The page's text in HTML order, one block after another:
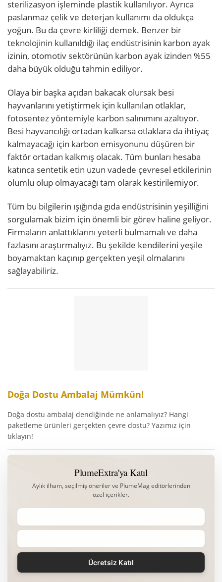
sterilizasyon işleminde plastik kullanılıyor. Ayrıca
paslanmaz çelik ve deterjan kullanımı da oldukça
yoğun. Bu da çevre kirliliği demek. Benzer bir
teknolojinin kullanıldığı ilaç endüstrisinin karbon ayak
izinin, otomotiv sektörünün karbon ayak izinden %55
daha büyük olduğu tahmin ediliyor.
Olaya bir başka açıdan bakacak olursak besi
hayvanlarını yetiştirmek için kullanılan otlaklar,
fotosentez yöntemiyle karbon salınımını azaltıyor.
Besi hayvancılığı ortadan kalkarsa otlaklara da ihtiyaç
kalmayacağı için karbon emisyonunu düşüren bir
faktör ortadan kalkmış olacak. Tüm bunları hesaba
katınca sentetik etin uzun vadede çevresel etkilerinin
olumlu olup olmayacağı tam olarak kestirilemiyor.
Tüm bu bilgilerin ışığında gıda endüstrisinin yeşilliğini
sorgulamak bizim için önemli bir görev haline geliyor.
Firmaların anlattıklarını yeterli bulmamalı ve daha
fazlasını araştırmalıyız. Bu şekilde kendilerini yeşile
boyamaktan kaçınıp gerçekten yeşil olmalarını
sağlayabiliriz.
Doğa Dostu Ambalaj Mümkün!
Doğa dostu ambalaj dendiğinde ne anlamalıyız? Hangi
paketleme ürünleri gerçekten çevre dostu? Yazımız için
tıklayın!
PlumeExtra'ya Katıl
Aylık ilham, seçilmiş öneriler ve PlumeMag editörlerinden
özel içerikler.